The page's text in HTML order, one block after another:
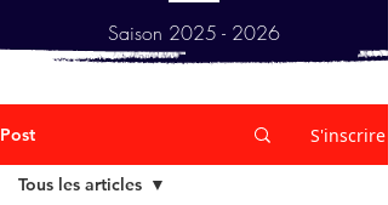
Saison 2025 - 2026
Post S'inscrire
Tous les articles